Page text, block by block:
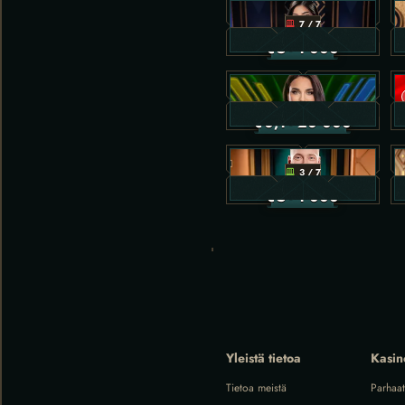
€5- 1 000
7 / 7
€0,1- 20 000
€5- 1 000
3 / 7
Yleistä tietoa
Tietoa meistä
Parhaat